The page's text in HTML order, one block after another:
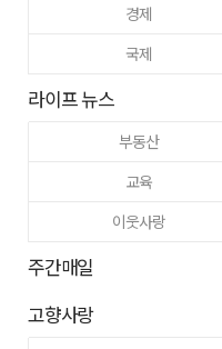
경제
국제
라이프 뉴스
부동산
교육
이웃사랑
주간매일
고향사랑